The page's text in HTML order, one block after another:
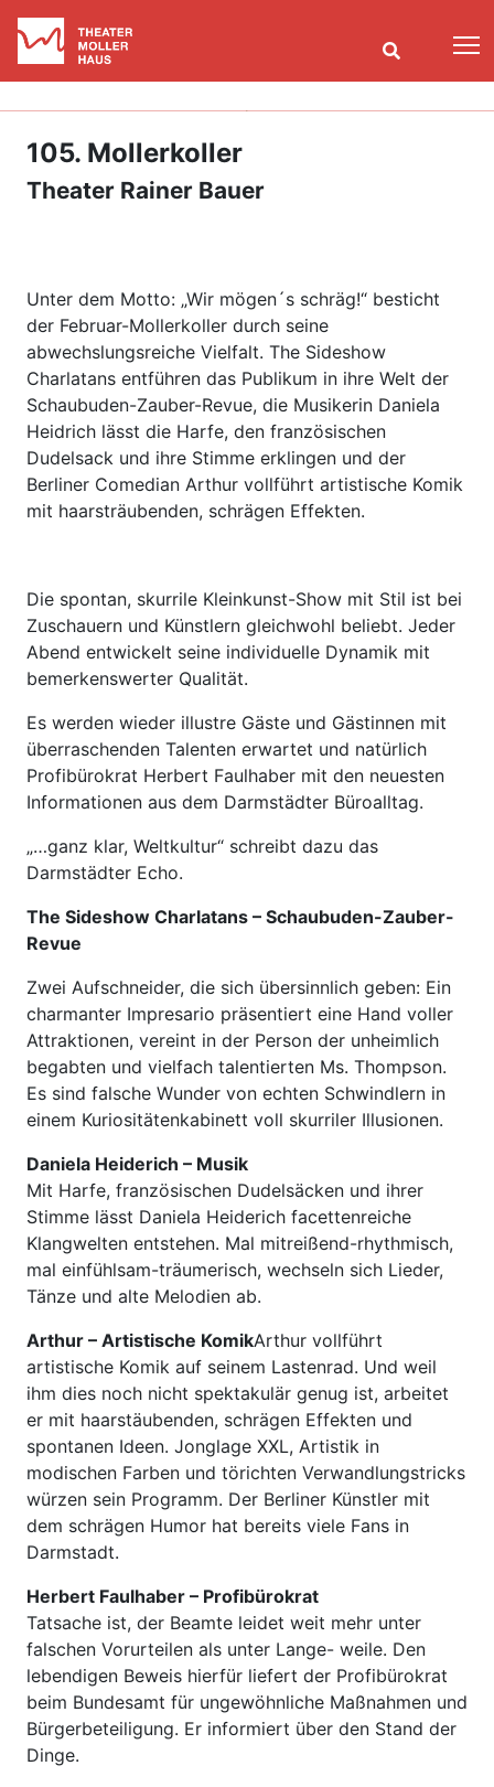
105. Mollerkoller
Theater Rainer Bauer
Unter dem Motto: „Wir mögen´s schräg!“ besticht
der Februar-Mollerkoller durch seine
abwechslungsreiche Vielfalt. The Sideshow
Charlatans entführen das Publikum in ihre Welt der
Schaubuden-Zauber-Revue, die Musikerin Daniela
Heidrich lässt die Harfe, den französischen
Dudelsack und ihre Stimme erklingen und der
Berliner Comedian Arthur vollführt artistische Komik
mit haarsträubenden, schrägen Effekten.
Die spontan, skurrile Kleinkunst-Show mit Stil ist bei
Zuschauern und Künstlern gleichwohl beliebt. Jeder
Abend entwickelt seine individuelle Dynamik mit
bemerkenswerter Qualität.
Es werden wieder illustre Gäste und Gästinnen mit
überraschenden Talenten erwartet und natürlich
Profibürokrat Herbert Faulhaber mit den neuesten
Informationen aus dem Darmstädter Büroalltag.
„…ganz klar, Weltkultur“ schreibt dazu das
Darmstädter Echo.
The Sideshow Charlatans – Schaubuden-Zauber-
Revue
Zwei Aufschneider, die sich übersinnlich geben: Ein
charmanter Impresario präsentiert eine Hand voller
Attraktionen, vereint in der Person der unheimlich
begabten und vielfach talentierten Ms. Thompson.
Es sind falsche Wunder von echten Schwindlern in
einem Kuriositätenkabinett voll skurriler Illusionen.
Daniela Heiderich – Musik
Mit Harfe, französischen Dudelsäcken und ihrer
Stimme lässt Daniela Heiderich facettenreiche
Klangwelten entstehen. Mal mitreißend-rhythmisch,
mal einfühlsam-träumerisch, wechseln sich Lieder,
Tänze und alte Melodien ab.
Arthur – Artistische KomikArthur vollführt
artistische Komik auf seinem Lastenrad. Und weil
ihm dies noch nicht spektakulär genug ist, arbeitet
er mit haarstäubenden, schrägen Effekten und
spontanen Ideen. Jonglage XXL, Artistik in
modischen Farben und törichten Verwandlungstricks
würzen sein Programm. Der Berliner Künstler mit
dem schrägen Humor hat bereits viele Fans in
Darmstadt.
Herbert Faulhaber – Profibürokrat
Tatsache ist, der Beamte leidet weit mehr unter
falschen Vorurteilen als unter Lange- weile. Den
lebendigen Beweis hierfür liefert der Profibürokrat
beim Bundesamt für ungewöhnliche Maßnahmen und
Bürgerbeteiligung. Er informiert über den Stand der
Dinge.